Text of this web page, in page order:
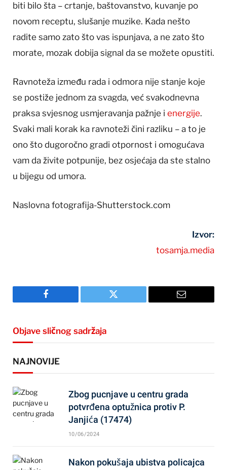
biti bilo šta – crtanje, baštovanstvo, kuvanje po
novom receptu, slušanje muzike. Kada nešto
radite samo zato što vas ispunjava, a ne zato što
morate, mozak dobija signal da se možete opustiti.
Ravnoteža između rada i odmora nije stanje koje
se postiže jednom za svagda, već svakodnevna
praksa svjesnog usmjeravanja pažnje i energije.
Svaki mali korak ka ravnoteži čini razliku – a to je
ono što dugoročno gradi otpornost i omogućava
vam da živite potpunije, bez osjećaja da ste stalno
u bijegu od umora.
Naslovna fotografija-Shutterstock.com
Izvor:
tosamja.media
Facebook Twitter Email
Objave sličnog sadržaja
NAJNOVIJE
Zbog pucnjave u centru grada
potvrđena optužnica protiv P.
Janjića (17474)
10/06/2024
Nakon pokušaja ubistva policajca